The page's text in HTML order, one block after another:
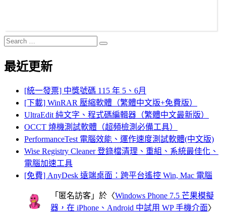
Search
for:
Search
最近更新
[統一發票] 中獎號碼 115 年 5、6月
[下載] WinRAR 壓縮軟體（繁體中文版+免費版）
UltraEdit 純文字、程式碼編輯器（繁體中文最新版）
OCCT 燒機測試軟體（超頻檢測必備工具）
PerformanceTest 電腦效能、運作速度測試軟體(中文版)
Wise Registry Cleaner 登錄檔清理、重組、系統最佳化、
電腦加速工具
[免費] AnyDesk 遠端桌面：跨平台遙控 Win, Mac 電腦
「 匿名訪客 」於〈Windows Phone 7.5 芒果模擬
器，在 iPhone、Android 中試用 WP 手機介面〉